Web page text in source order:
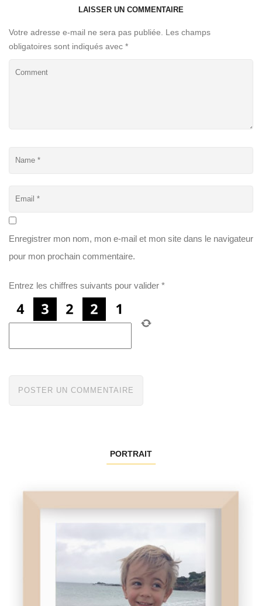
LAISSER UN COMMENTAIRE
Votre adresse e-mail ne sera pas publiée.
Les champs
obligatoires sont indiqués avec *
Enregistrer mon nom, mon e-mail et mon site dans le navigateur
pour mon prochain commentaire.
Entrez les chiffres suivants pour valider *
PORTRAIT